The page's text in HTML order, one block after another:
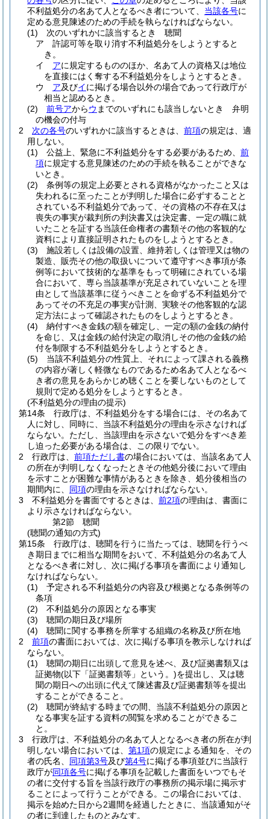
不利益処分の名あて人となるべき者について、 当該各号に
定める意見陳述のための手続を執らなければならない。
(1)
次のいずれかに該当するとき 聴聞
ア
許認可等を取り消す不利益処分をしようとすると
き。
イ
アに規定するもののほか、名あて人の資格又は地位
を直接にはく奪する不利益処分をしようとするとき。
ウ
ア及びイに掲げる場合以外の場合であって行政庁が
相当と認めるとき。
(2)
前号アからウ までのいずれにも該当しないとき 弁明
の機会の付与
2
次の各号のいずれかに該当するときは、 前項の規定は、適
用しない。
(1)
公益上、緊急に不利益処分をする必要があるため、 前
項に規定する意見陳述のための手続を執ることができな
いとき。
(2)
条例等の規定上必要とされる資格がなかったこと又は
失われるに至ったことが判明した場合に必ずすることと
されている不利益処分であって、その資格の不存在又は
喪失の事実が裁判所の判決書又は決定書、一定の職に就
いたことを証する当該任命権者の書類その他の客観的な
資料により直接証明されたものをしようとするとき。
(3)
施設若しくは設備の設置、維持若しくは管理又は物の
製造、販売その他の取扱いについて遵守すべき事項が条
例等において技術的な基準をもって明確にされている場
合において、専ら当該基準が充足されていないことを理
由として当該基準に従うべきことを命ずる不利益処分で
あってその不充足の事実が計測、実験その他客観的な認
定方法によって確認されたものをしようとするとき。
(4)
納付すべき金銭の額を確定し、一定の額の金銭の納付
を命じ、又は金銭の給付決定の取消しその他の金銭の給
付を制限する不利益処分をしようとするとき。
(5)
当該不利益処分の性質上、それによって課される義務
の内容が著しく軽微なものであるため名あて人となるべ
き者の意見をあらかじめ聴くことを要しないものとして
規則で定める処分をしようとするとき。
(不利益処分の理由の提示)
第14条
行政庁は、不利益処分をする場合には、その名あて
人に対し、同時に、当該不利益処分の理由を示さなければ
ならない。 ただし、当該理由を示さないで処分をすべき差
し迫った必要がある場合は、この限りでない。
2
行政庁は、 前項ただし書の場合においては、当該名あて人
の所在が判明しなくなったときその他処分後において理由
を示すことが困難な事情があるときを除き、処分後相当の
期間内に、 同項の理由を示さなければならない。
3
不利益処分を書面でするときは、 前2項の理由は、書面に
より示さなければならない。
第2節
聴聞
(聴聞の通知の方式)
第15条
行政庁は、聴聞を行うに当たっては、聴聞を行うべ
き期日までに相当な期間をおいて、不利益処分の名あて人
となるべき者に対し、次に掲げる事項を書面により通知し
なければならない。
(1)
予定される不利益処分の内容及び根拠となる条例等の
条項
(2)
不利益処分の原因となる事実
(3)
聴聞の期日及び場所
(4)
聴聞に関する事務を所掌する組織の名称及び所在地
2
前項の書面においては、次に掲げる事項を教示しなければ
ならない。
(1)
聴聞の期日に出頭して意見を述べ、及び証拠書類又は
証拠物(以下「証拠書類等」という。)を提出し、又は聴
聞の期日への出頭に代えて陳述書及び証拠書類等を提出
することができること。
(2)
聴聞が終結する時までの間、当該不利益処分の原因と
なる事実を証する資料の閲覧を求めることができるこ
と。
3
行政庁は、不利益処分の名あて人となるべき者の所在が判
明しない場合においては、 第1項の規定による通知を、その
者の氏名、 同項第3号及び第4号に掲げる事項並びに当該行
政庁が同項各号に掲げる事項を記載した書面をいつでもそ
の者に交付する旨を当該行政庁の事務所の掲示場に掲示す
ることによって行うことができる。
この場合においては、
掲示を始めた日から2週間を経過したときに、当該通知がそ
の者に到達したものとみなす。